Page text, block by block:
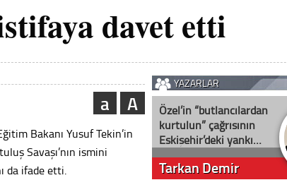
davet etti
A
a
Bakanı Yusuf Tekin’in
Savaşı’nın ismini
da ifade etti.
YAZARLAR
Özel’in “butlancılardan
kurtulun” çağrısının
Eskişehir’deki yankı…
Tarkan Demir